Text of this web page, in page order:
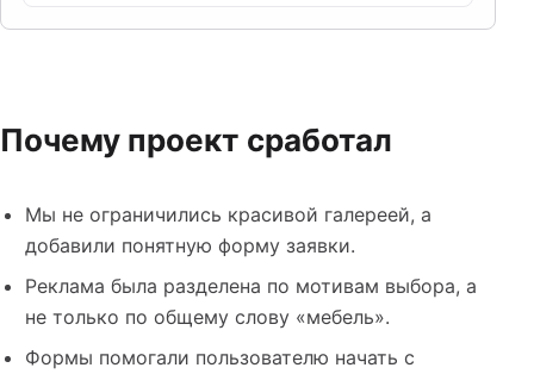
Почему проект сработал
Мы не ограничились красивой галереей, а
добавили понятную форму заявки.
Реклама была разделена по мотивам выбора, а
не только по общему слову «мебель».
Формы помогали пользователю начать с